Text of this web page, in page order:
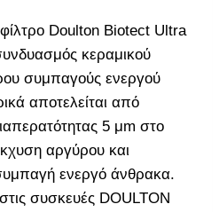
Doulton Biotect Ultra
κεραμικού
συμπαγούς ενεργού
αποτελείται από
5 μm στο
αργύρου και
ενεργό άνθρακα.
συσκευές DOULTON